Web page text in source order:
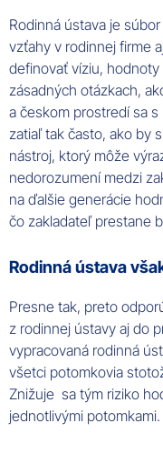
Rodinná ústava je
vzťahy v rodinnej firme
definovať víziu,
zásadných otázkach,
a českom prostredí sa
zatiaľ tak často, ako by
nástroj, ktorý môže
nedorozumení medzi
na ďalšie generácie
čo zakladateľ prestane
Rodinná ústava
Presne tak, preto
z rodinnej ústavy aj do
vypracovaná rodinná
všetci potomkovia
Znižuje sa tým riziko
jednotlivými potomkami.